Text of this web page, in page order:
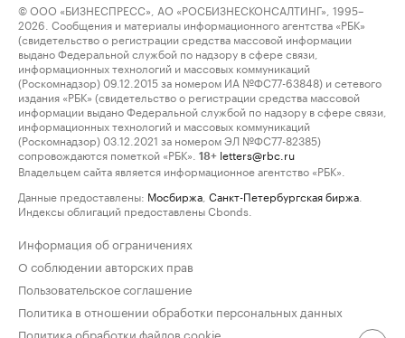
© ООО «БИЗНЕСПРЕСС», АО «РОСБИЗНЕСКОНСАЛТИНГ», 1995–
2026. Сообщения и материалы информационного агентства «РБК»
(свидетельство о регистрации средства массовой информации
выдано Федеральной службой по надзору в сфере связи,
информационных технологий и массовых коммуникаций
(Роскомнадзор) 09.12.2015 за номером ИА №ФС77-63848) и сетевого
издания «РБК» (свидетельство о регистрации средства массовой
информации выдано Федеральной службой по надзору в сфере связи,
информационных технологий и массовых коммуникаций
(Роскомнадзор) 03.12.2021 за номером ЭЛ №ФС77-82385)
сопровождаются пометкой «РБК».
18+ letters@rbc.ru
Владельцем сайта является информационное агентство «РБК».
Данные предоставлены: Мосбиржа Санкт-Петербургская биржа
Индексы облигаций предоставлены Cbonds.
Информация об ограничениях
О соблюдении авторских прав
Пользовательское соглашение
Политика в отношении обработки персональных данных
Политика обработки файлов cookie